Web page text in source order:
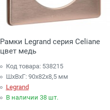
Рамки Legrand серия Celiane
цвет медь
Код товара: 538215
ШхВхГ: 90x82x8,5 мм
Legrand
В наличии 38 шт.